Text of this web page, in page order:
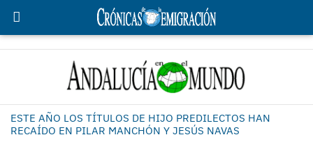
ESTE AÑO LOS TÍTULOS DE HIJO PREDILECTOS HAN
RECAÍDO EN PILAR MANCHÓN Y JESÚS NAVAS